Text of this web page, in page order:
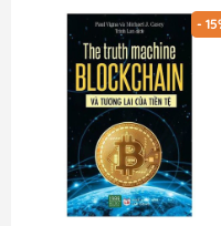
#Kedibiet
Gooda tin rằng cuốn
ích cùng những trải
sẽ là 1 cuốn sách quý
-